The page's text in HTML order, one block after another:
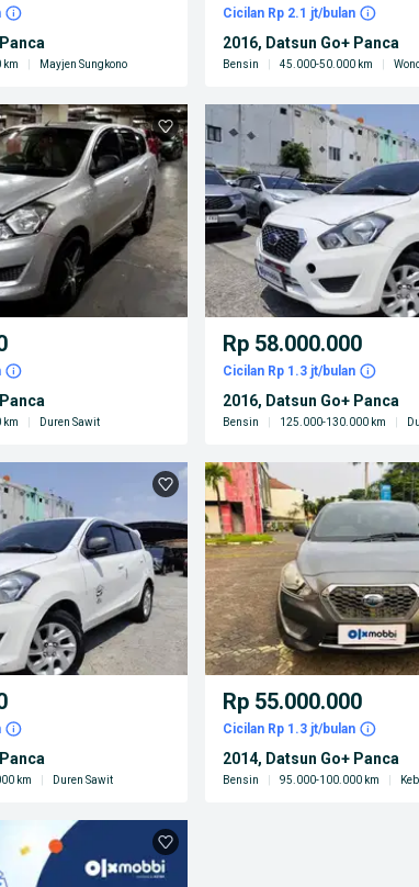
km Mayjen Sungkono
Cicilan Rp 2.1 jt/bulan
2016, Datsun Go+ Panca
Bensin 45.000-50.000 km
km Duren Sawit
Rp 58.000.000
Cicilan Rp 1.3 jt/bulan
2016, Datsun Go+ Panca
Bensin 125.000-130.000 km
km Duren Sawit
Rp 55.000.000
Cicilan Rp 1.3 jt/bulan
2014, Datsun Go+ Panca
Bensin 95.000-100.000 km